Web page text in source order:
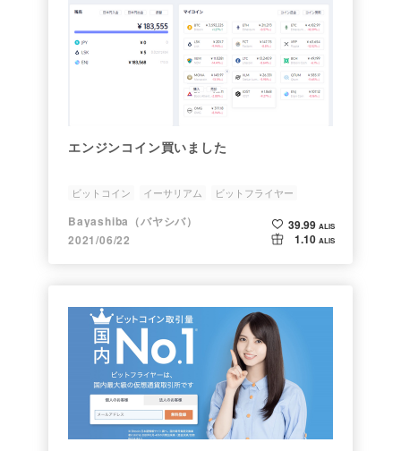
エンジンコイン買いました
ビットコイン イーサリアム
ビットフライヤー
コインチェック
エンジンコイン
Bayashiba（バヤシバ）
2021/06/22
39.99 ALIS
1.10 ALIS